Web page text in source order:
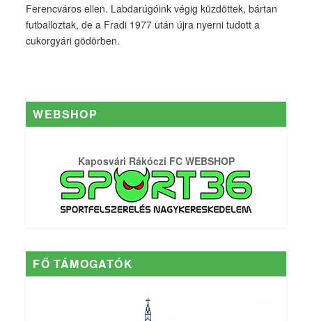
Ferencváros ellen. Labdarúgóink végig küzdöttek, bártan
futballoztak, de a Fradi 1977 után újra nyerni tudott a
cukorgyári gödörben.
WEBSHOP
Kaposvári Rákóczi FC WEBSHOP
FŐ TÁMOGATÓK